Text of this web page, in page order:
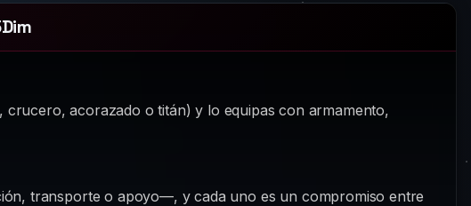
acorazado o titán) y lo equipas con armamento,
transporte o apoyo—, y cada uno es un compromiso entre